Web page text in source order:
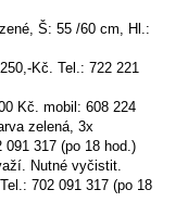
Š: 55 /60 cm, Hl.:
Kč. Tel.: 722 221
Kč. mobil: 608 224
zelená, 3x
317 (po 18 hod.)
Nutné vyčistit.
702 091 317 (po 18